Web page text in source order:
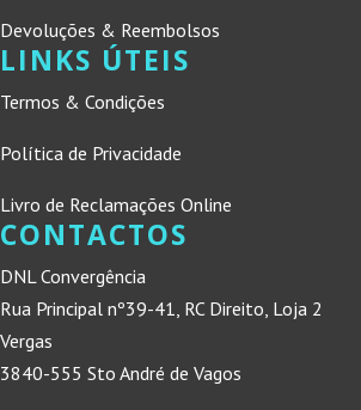
Devoluções & Reembolsos
LINKS ÚTEIS
Termos & Condições
Política de Privacidade
Livro de Reclamações Online
CONTACTOS
DNL Convergência
Rua Principal nº39-41, RC Direito, Loja 2
Vergas
3840-555 Sto André de Vagos